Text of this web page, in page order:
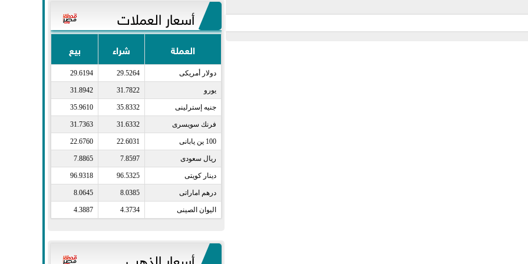
أسعار العملات
العملة شراء بيع
دولار أمريكى​ 29.5264
29.6194
يورو​ 31.7822
31.8942
جنيه إسترلينى​ 35.8332
35.9610
فرنك سويسرى​ 31.6332
31.7363
100 ين يابانى​ 22.6031
22.6760
ريال سعودى​ 7.8597
7.8865
دينار كويتى​ 96.5325
96.9318
درهم اماراتى​ 8.0385
8.0645
اليوان الصينى​ 4.3734
4.3887
أسعار الذهب